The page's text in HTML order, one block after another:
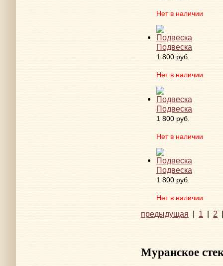
Нет в наличии
Подвеска
1 800 руб.
Нет в наличии
Подвеска
1 800 руб.
Нет в наличии
Подвеска
1 800 руб.
Нет в наличии
предыдущая 1 2
Муранское